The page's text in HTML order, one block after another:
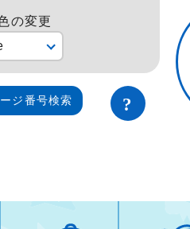
の変更
ジ番号検索